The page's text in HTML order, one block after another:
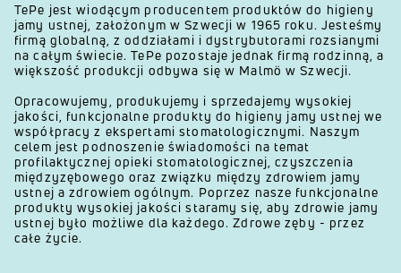
TePe jest wiodącym producentem produktów do higieny
jamy ustnej, założonym w Szwecji w 1965 roku. Jesteśmy
firmą globalną, z oddziałami i dystrybutorami rozsianymi
na całym świecie. TePe pozostaje jednak firmą rodzinną, a
większość produkcji odbywa się w Malmö w Szwecji.
Opracowujemy, produkujemy i sprzedajemy wysokiej
jakości, funkcjonalne produkty do higieny jamy ustnej we
współpracy z ekspertami stomatologicznymi. Naszym
celem jest podnoszenie świadomości na temat
profilaktycznej opieki stomatologicznej, czyszczenia
międzyzębowego oraz związku między zdrowiem jamy
ustnej a zdrowiem ogólnym. Poprzez nasze funkcjonalne
produkty wysokiej jakości staramy się, aby zdrowie jamy
ustnej było możliwe dla każdego. Zdrowe zęby - przez
całe życie.